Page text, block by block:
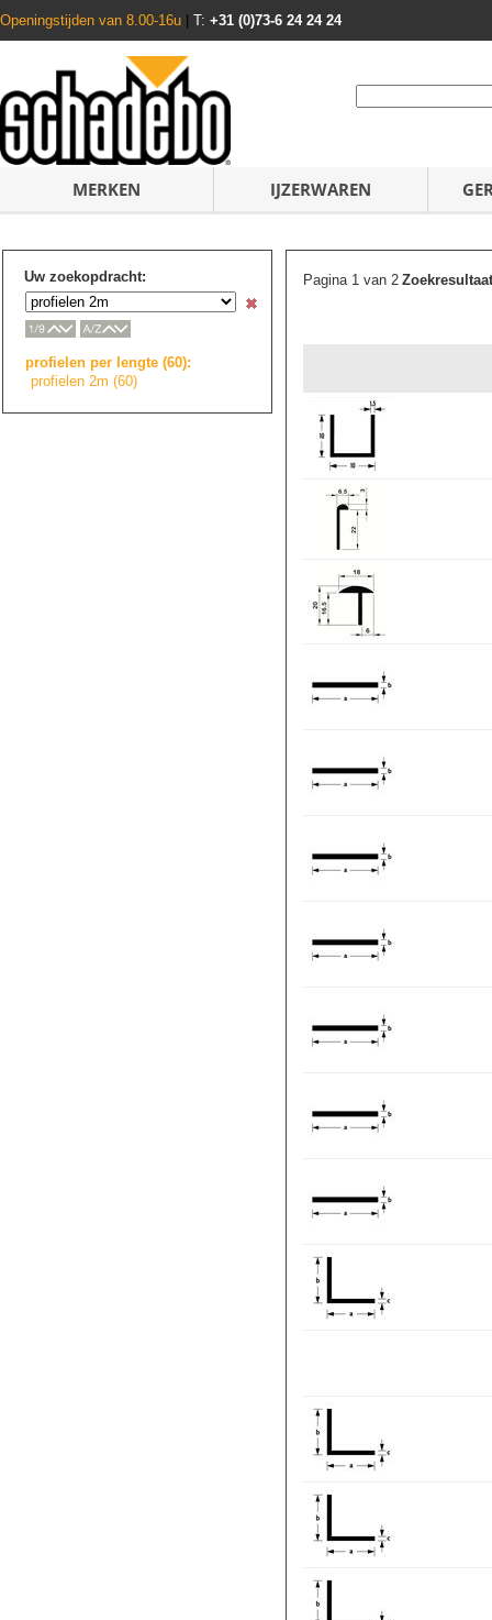
Openingstijden van 8.00-16u T: +31 (0)73-6 24 24 24
MERKEN IJZERWAREN
Uw zoekopdracht:
profielen per lengte (60):
profielen 2m (60)
Pagina 1 van 2Zoekresultaat